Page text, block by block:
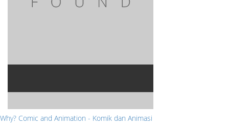
Why? Comic and Animation - Komik dan Animasi